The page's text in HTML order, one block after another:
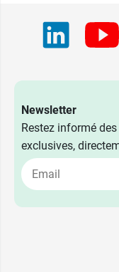
Newsletter
Restez informé
exclusives,